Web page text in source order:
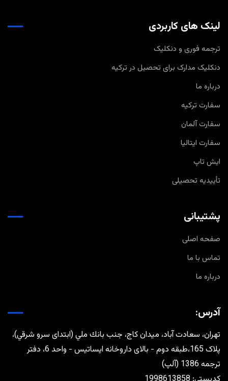
لینک های کاربردی
ترجمه فوری و دنکلیک
دنکلیک مدارک برای تحصیل در ترکیه
درباره ما
سفارت ترکیه
سفارت آلمان
سفارت ایتالیا
ایش تاپ
تأییدیه تحصیلی
پشتیبانی
صفحه اصلی
تماس با ما
درباره ما
آدرس:
تهران، سعادت آباد، ميدان كاج، جنب بانك ملي (ابتدای سرو شرقي)،
پلاک 165،طبقه دوم - بالای داروخانه ایساتیس - واحد 6، دفتر
ترجمه 1386 (آلپ)